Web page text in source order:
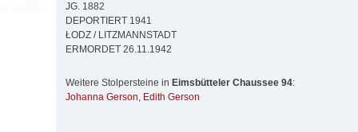
JG. 1882
DEPORTIERT 1941
ŁODZ / LITZMANNSTADT
ERMORDET 26.11.1942
Weitere Stolpersteine in Eimsbütteler Chaussee 94:
Johanna Gerson, Edith Gerson